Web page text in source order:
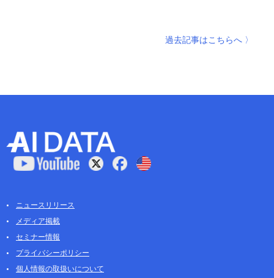
過去記事はこちらへ 〉
ニュースリリース
メディア掲載
セミナー情報
プライバシーポリシー
個人情報の取扱いについて